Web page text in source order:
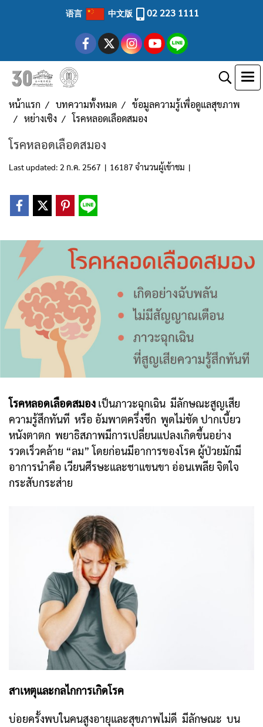
语言 中文版 02 223 1111
หน้าแรก บทความทั้งหมด
ข้อมูลความรู้เพื่อดูแลสุขภาพ
หย่างเซิง
โรคหลอดเลือดสมอง
โรคหลอดเลือดสมอง
Last updated: 2 ก.ค. 2567 | 16187 จำนวนผู้เข้าชม |
โรคหลอดเลือดสมอง เป็นภาวะฉุกเฉิน มีลักษณะสูญเสีย
ความรู้สึกทันที หรือ อัมพาตครึ่งชีก พูดไม่ชัด ปากเบี้ยว
หนังตาตก พยาธิสภาพมีการเปลี่ยนแปลงเกิดขึ้นอย่าง
รวดเร็วคล้าย “ลม” โดยก่อนมีอาการของโรค ผู้ป่วยมักมี
อาการนำคือ เวียนศีรษะและชาแขนขา อ่อนเพลีย จิตใจ
กระสับกระส่าย
สาเหตุและกลไกการเกิดโรค
บ่อยครั้งพบในคนสูงอายุและสุขภาพไม่ดี มีลักษณะ บน